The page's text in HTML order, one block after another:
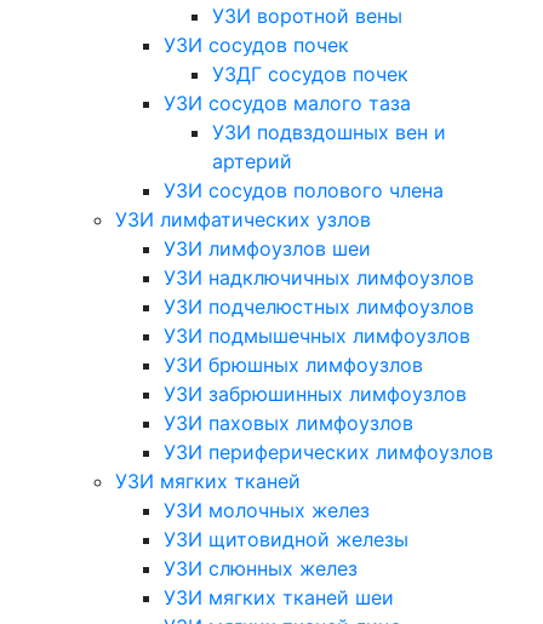
УЗИ воротной вены
УЗИ сосудов почек
УЗДГ сосудов почек
УЗИ сосудов малого таза
УЗИ подвздошных вен и
артерий
УЗИ сосудов полового члена
УЗИ лимфатических узлов
УЗИ лимфоузлов шеи
УЗИ надключичных лимфоузлов
УЗИ подчелюстных лимфоузлов
УЗИ подмышечных лимфоузлов
УЗИ брюшных лимфоузлов
УЗИ забрюшинных лимфоузлов
УЗИ паховых лимфоузлов
УЗИ периферических лимфоузлов
УЗИ мягких тканей
УЗИ молочных желез
УЗИ щитовидной железы
УЗИ слюнных желез
УЗИ мягких тканей шеи